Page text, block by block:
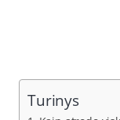
Turinys